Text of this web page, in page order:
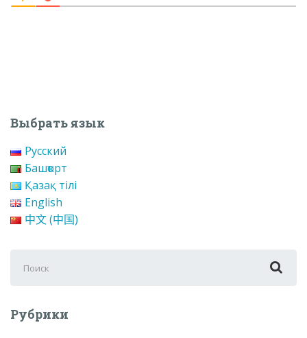
Выбрать язык
Русский
Башҡорт
Қазақ тілі
English
中文 (中国)
для:
Рубрики